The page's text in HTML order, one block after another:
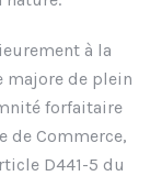
à la
majore de plein
forfaitaire
de Commerce,
D441-5 du